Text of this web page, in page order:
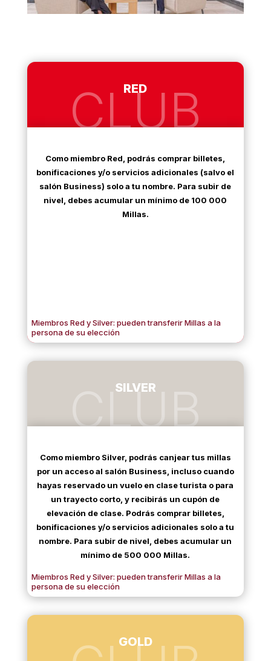
RED
CLUB
Como miembro Red, podrás comprar billetes,
bonificaciones y/o servicios adicionales (salvo el
salón Business) solo a tu nombre. Para subir de
nivel, debes acumular un mínimo de 100 000
Millas.
Miembros Red y Silver: pueden transferir Millas a la
persona de su elección
SILVER
CLUB
Como miembro Silver, podrás canjear tus millas
por un acceso al salón Business, incluso cuando
hayas reservado un vuelo en clase turista o para
un trayecto corto, y recibirás un cupón de
elevación de clase. Podrás comprar billetes,
bonificaciones y/o servicios adicionales solo a tu
nombre. Para subir de nivel, debes acumular un
mínimo de 500 000 Millas.
Miembros Red y Silver: pueden transferir Millas a la
persona de su elección
GOLD